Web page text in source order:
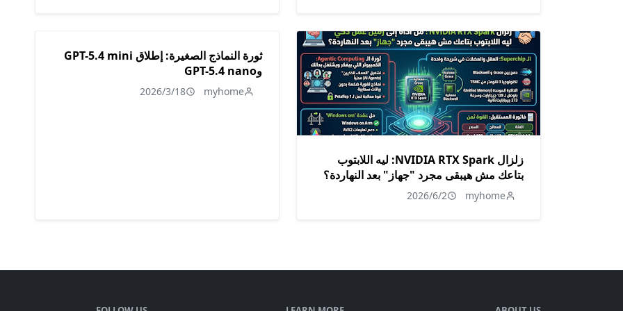
زلزال NVIDIA RTX Spark: ليه اللابتوب
بتاعك مش هيبقى مجرد "جهاز" بعد النهاردة؟
myhome
2026/6/2
ثورة النماذج الصغيرة: إطلاق GPT-5.4 mini
وGPT-5.4 nano
myhome
2026/3/18